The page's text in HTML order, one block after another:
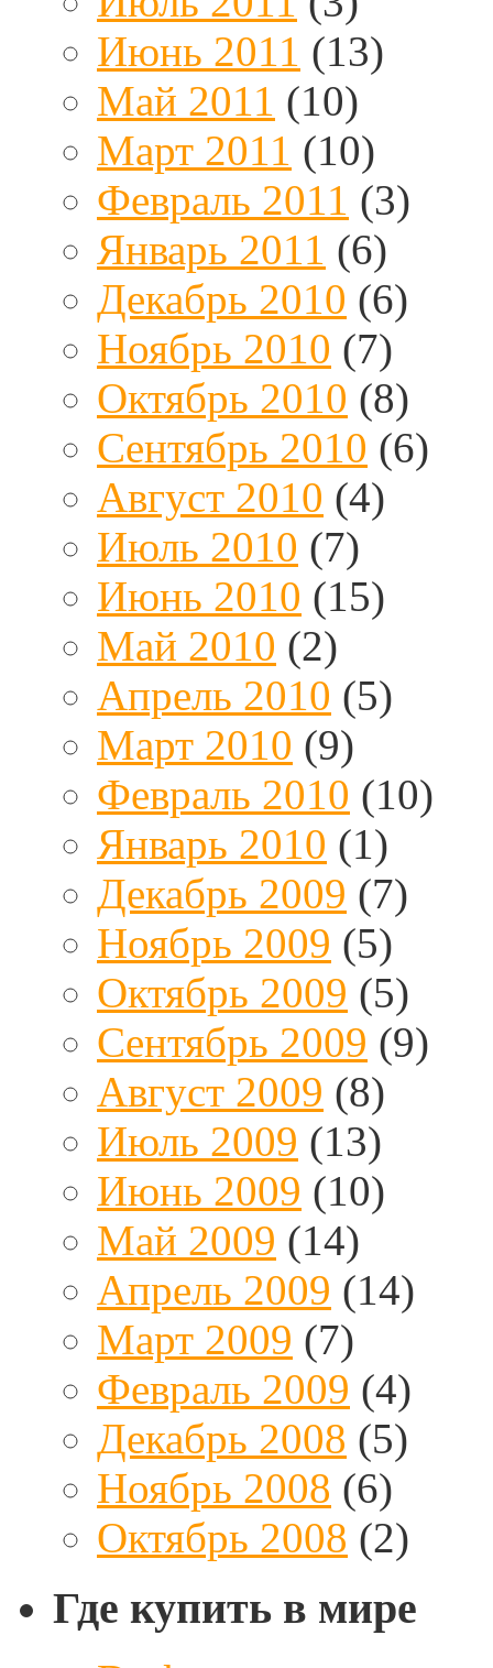
Июнь 2011 (13)
Май 2011 (10)
Март 2011 (10)
Февраль 2011 (3)
Январь 2011 (6)
Декабрь 2010 (6)
Ноябрь 2010 (7)
Октябрь 2010 (8)
Сентябрь 2010 (6)
Август 2010 (4)
Июль 2010 (7)
Июнь 2010 (15)
Май 2010 (2)
Апрель 2010 (5)
Март 2010 (9)
Февраль 2010 (10)
Январь 2010 (1)
Декабрь 2009 (7)
Ноябрь 2009 (5)
Октябрь 2009 (5)
Сентябрь 2009 (9)
Август 2009 (8)
Июль 2009 (13)
Июнь 2009 (10)
Май 2009 (14)
Апрель 2009 (14)
Март 2009 (7)
Февраль 2009 (4)
Декабрь 2008 (5)
Ноябрь 2008 (6)
Октябрь 2008 (2)
Где купить в мире